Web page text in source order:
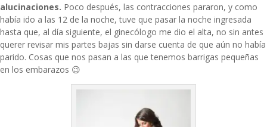
alucinaciones. Poco después, las contracciones pararon, y como
había ido a las 12 de la noche, tuve que pasar la noche ingresada
hasta que, al día siguiente, el ginecólogo me dio el alta, no sin antes
querer revisar mis partes bajas sin darse cuenta de que aún no había
parido. Cosas que nos pasan a las que tenemos barrigas pequeñas
en los embarazos 😉